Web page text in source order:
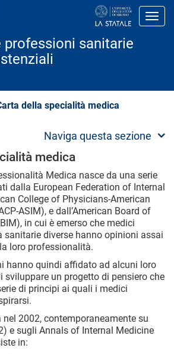
professioni sanitarie
della specialità medica
Naviga questa sezione
medica
Medica nasce da una serie
dalla European Federation of Internal
College of Physicians-American
ASIM), e dall’American Board of
in cui è emerso che medici
sanitarie diverse hanno opinioni assai
loro professionalità.
hanno quindi affidato ad alcuni loro
sviluppare un progetto di pensiero che
di principi ai quali i medici
2002, contemporaneamente su
e sugli Annals of Internal Medicine
in: